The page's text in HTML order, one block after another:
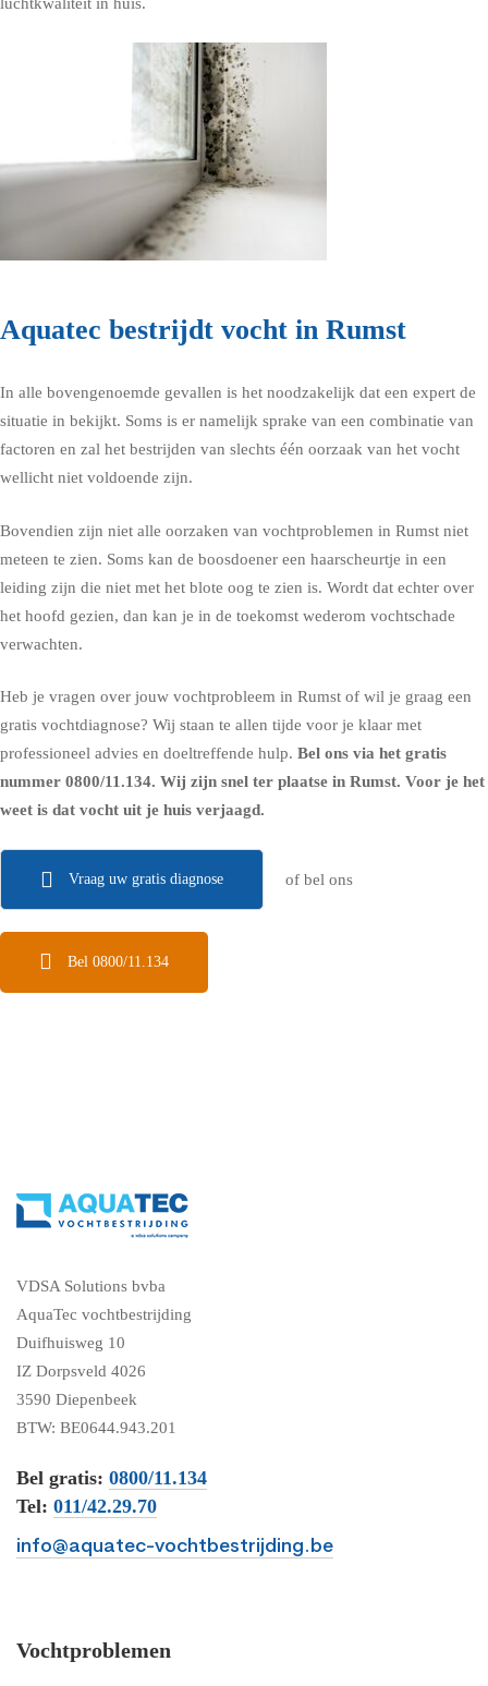
Aquatec bestrijdt vocht in Rumst
In alle bovengenoemde gevallen is het noodzakelijk dat een expert de
situatie in bekijkt. Soms is er namelijk sprake van een combinatie van
factoren en zal het bestrijden van slechts één oorzaak van het vocht
wellicht niet voldoende zijn.
Bovendien zijn niet alle oorzaken van vochtproblemen in Rumst niet
meteen te zien. Soms kan de boosdoener een haarscheurtje in een
leiding zijn die niet met het blote oog te zien is. Wordt dat echter over
het hoofd gezien, dan kan je in de toekomst wederom vochtschade
verwachten.
Heb je vragen over jouw vochtprobleem in Rumst of wil je graag een
gratis vochtdiagnose? Wij staan te allen tijde voor je klaar met
professioneel advies en doeltreffende hulp. Bel ons via het gratis
nummer 0800/11.134. Wij zijn snel ter plaatse in Rumst. Voor je het
weet is dat vocht uit je huis verjaagd.
Vraag uw gratis diagnose of bel ons
Bel 0800/11.134
VDSA Solutions bvba
AquaTec vochtbestrijding
Duifhuisweg 10
IZ Dorpsveld 4026
3590 Diepenbeek
BTW: BE0644.943.201
Bel gratis: 0800/11.134
Tel: 011/42.29.70
info@aquatec-vochtbestrijding.be
Vochtproblemen